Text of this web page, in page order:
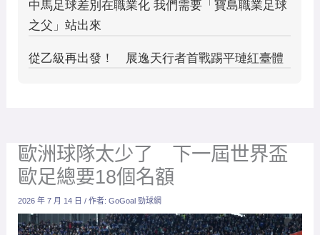
歐洲球隊太少了 下一屆世界盃
歐足總要18個名額
2026 年 7 月 14 日/ 作者:GoGoal 勁球網